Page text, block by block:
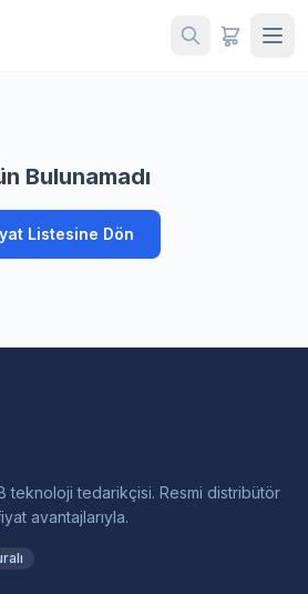
Bulunamadı
Listesine Dön
teknoloji tedarikçisi. Resmi distribütör
avantajlarıyla.